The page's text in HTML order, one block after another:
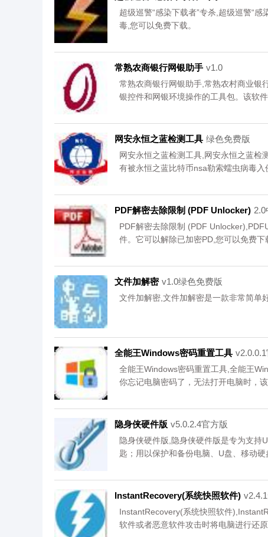
超级巡警“感染下载者”专杀,超级巡警“
毒,您可以免费下载。
常熟农商银行网银助手 v1.0
常熟农商银行网银助手,常熟农村商业银
银控件和网银环境操作的工具包。该软
网安永恒之蓝检测工具 绿色免费版
网安永恒之蓝检测工具,网安永恒之蓝检
有被永恒之蓝比特币nsa勒索蠕虫病毒
PDF解密去除限制 (PDF Unlocker)
PDF解密去除限制 (PDF
件。它可以解除已加密PD,您可以免费下
文件加解密 v1.0绿色免费版
文件加解密,文件加解密是一款非常简单
全能王Windows密码重置工具
全能王Windows密码重置工具,全能王
你忘记电脑密码了，无法打开电脑时，
隐身侠硬件版 v5.0.2.4官方版
隐身侠硬件版,隐身侠硬件版是专为支
匙；用以保护和备份电脑、U盘、移动
控，工作生活更加安心,您可以免费下载
InstantRecovery(系统快照软件)
InstantRecovery(系统快照软件
软件或者恶意软件攻击时将电脑进行还